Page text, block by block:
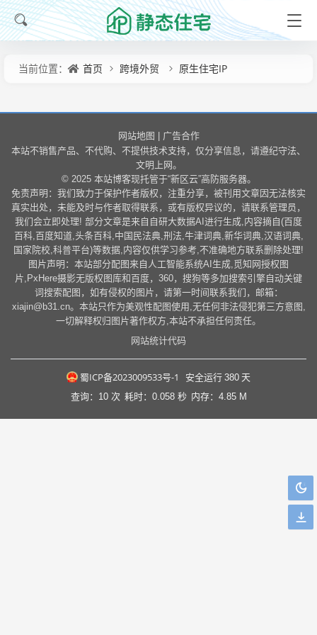
当前位置： 首页 跨境外贸 原生住宅IP
网站地图
广告合作
本站不销售产品、不代购、不提供技术支持，仅分享信息，请遵纪守法、
文明上网。
© 2025 本站博客现托管于“新区云”高防服务器。
免责声明：我们致力于保护作者版权，注重分享，被刊用文章因无法核实
真实出处，未能及时与作者取得联系，或有版权异议的，请联系管理员，
我们会立即处理! 部分文章是来自自研大数据AI进行生成,内容摘自(百度
百科,百度知道,头条百科,中国民法典,刑法,牛津词典,新华词典,汉语词典,
国家院校,科普平台)等数据,内容仅供学习参考,不准确地方联系删除处理!
图片声明：本站部分配图来自人工智能系统AI生成,觅知网授权图
片,PxHere摄影无版权图库和百度，360，搜狗等多加搜索引擎自动关键
词搜索配图，如有侵权的图片，请第一时间联系我们，邮箱：
xiajin@b31.cn。本站只作为美观性配图使用,无任何非法侵犯第三方意图,
一切解释权归图片著作权方,本站不承担任何责任。
网站统计代码
蜀ICP备2023009533号-1 安全运行 380 天
查询：10 次 耗时：0.058 秒 内存：4.85 M